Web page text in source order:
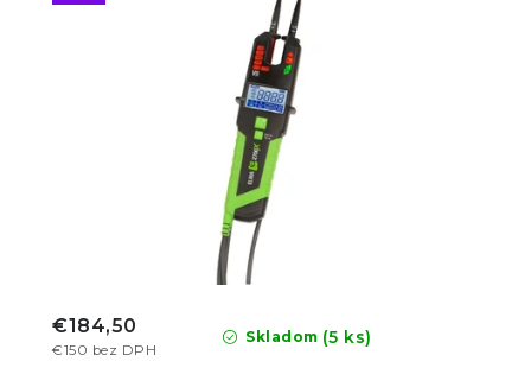
Skladom (5 ks)
€150 bez DPH
€184,50